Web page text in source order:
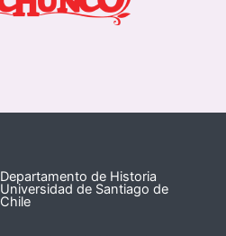
Departamento de Historia
Universidad de Santiago de
Chile